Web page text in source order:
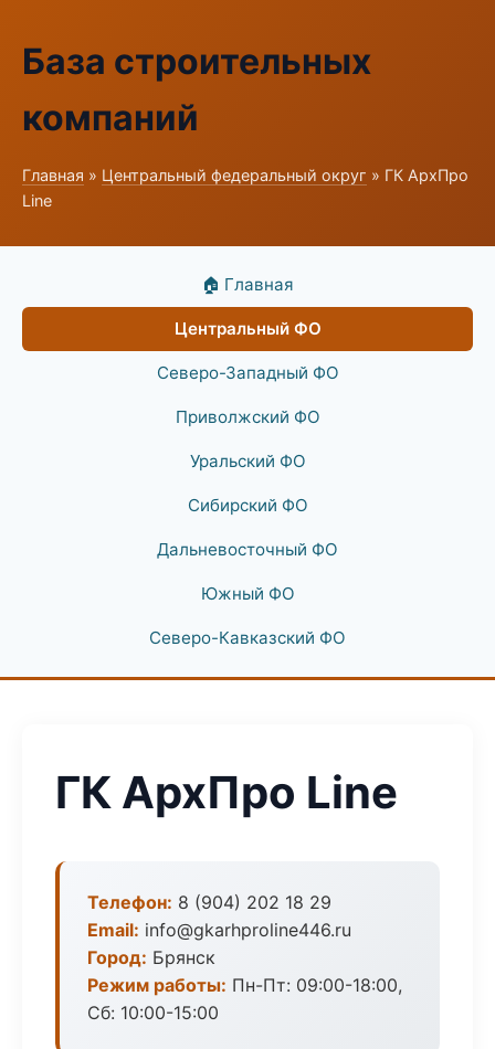
База строительных
компаний
Главная » Центральный федеральный округ » ГК АрхПро
Line
🏠 Главная
Центральный ФО
Северо-Западный ФО
Приволжский ФО
Уральский ФО
Сибирский ФО
Дальневосточный ФО
Южный ФО
Северо-Кавказский ФО
ГК АрхПро Line
Телефон: 8 (904) 202 18 29
Email: info@gkarhproline446.ru
Город: Брянск
Режим работы: Пн-Пт: 09:00-18:00,
Сб: 10:00-15:00